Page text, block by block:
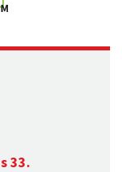
33.